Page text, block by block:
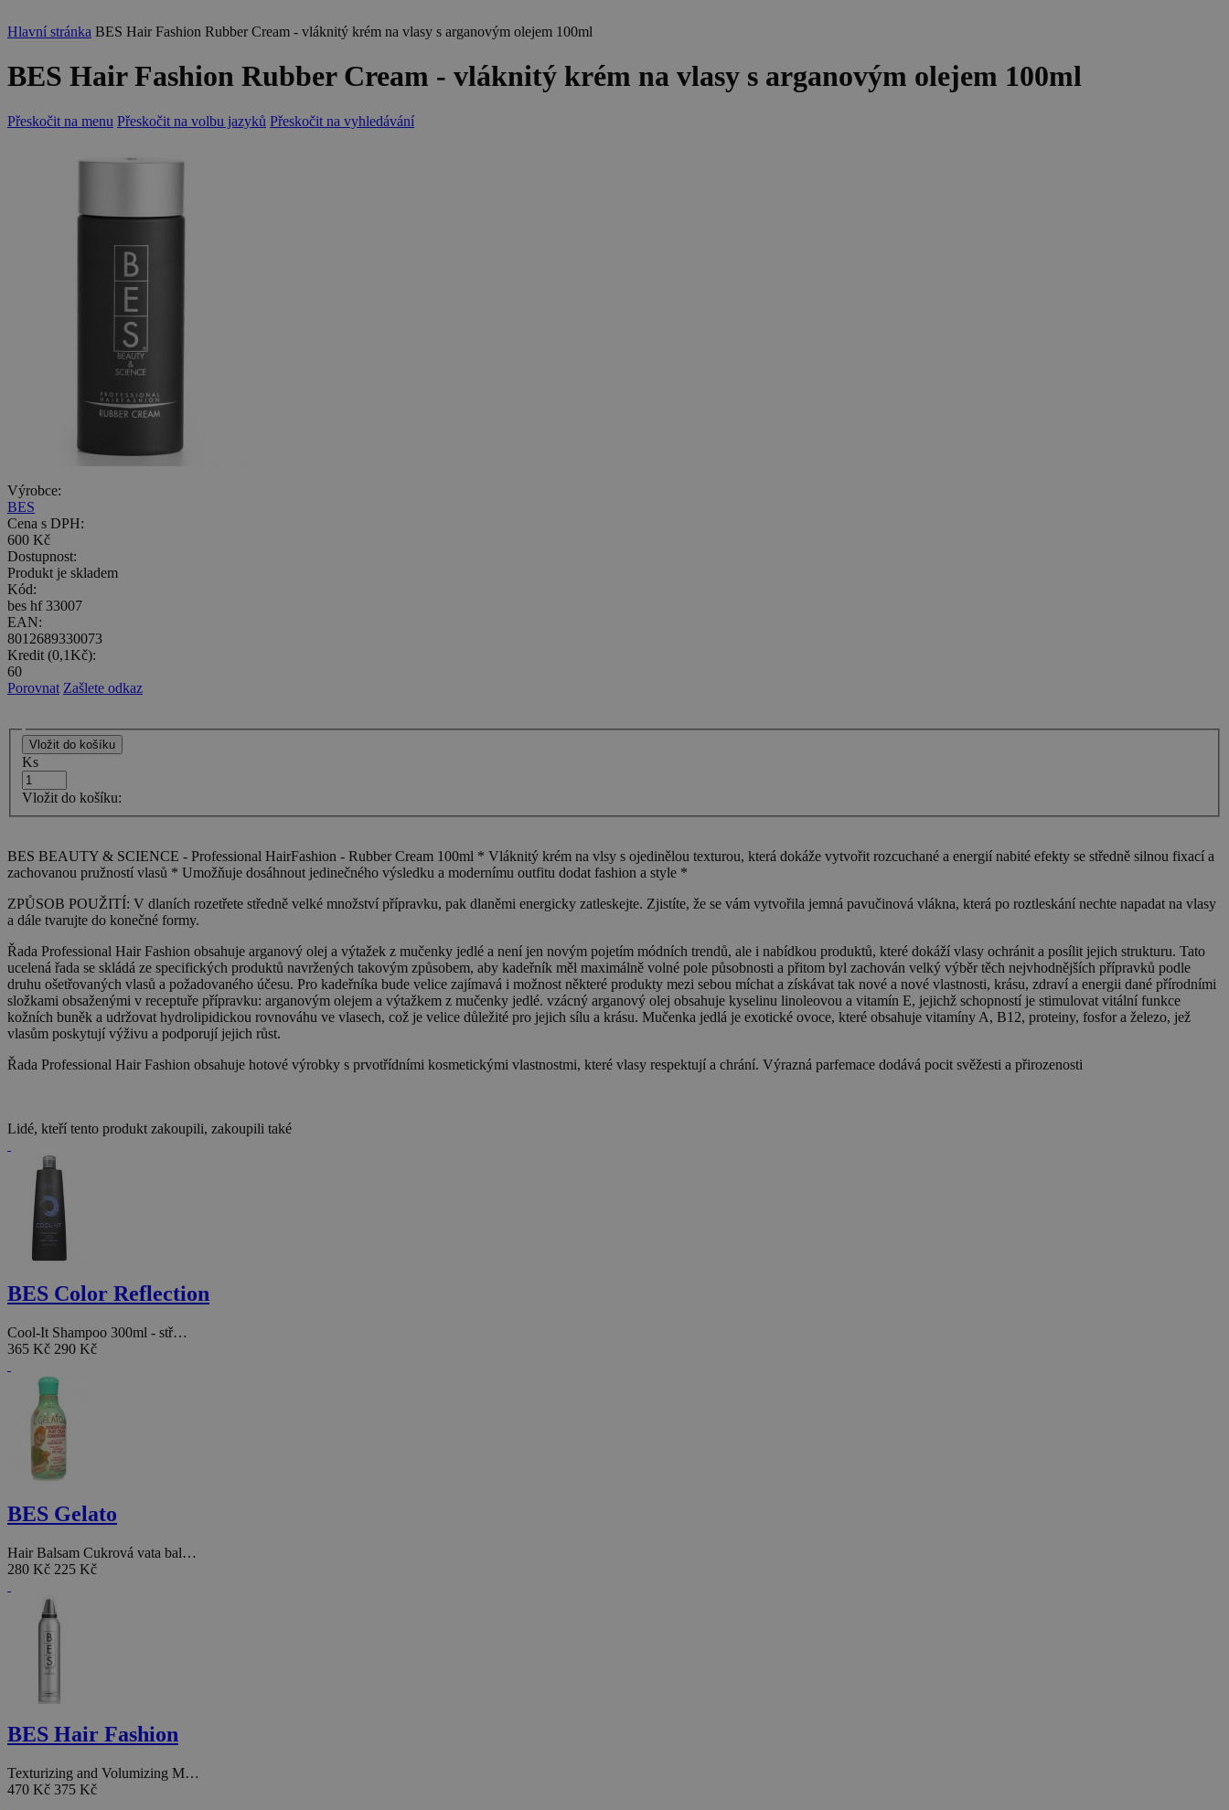
Hlavní stránka BES Hair Fashion Rubber Cream - vláknitý krém na vlasy s arganovým olejem 100ml
BES Hair Fashion Rubber Cream - vláknitý krém na vlasy s arganovým olejem 100ml
Přeskočit na menu Přeskočit na volbu jazyků Přeskočit na vyhledávání
Výrobce:
BES
Cena s DPH:
600 Kč
Dostupnost:
Produkt je skladem
Kód:
bes hf 33007
EAN:
8012689330073
Kredit (0,1Kč):
60
Porovnat Zašlete odkaz
Ks
Vložit do košíku:
BES BEAUTY & SCIENCE - Professional HairFashion - Rubber Cream 100ml * Vláknitý krém na vlsy s ojedinělou texturou, která dokáže vytvořit rozcuchané a energií nabité efekty se středně silnou fixací a
zachovanou pružností vlasů * Umožňuje dosáhnout jedinečného výsledku a modernímu outfitu dodat fashion a style *
ZPŮSOB POUŽITÍ: V dlaních rozetřete středně velké množství přípravku, pak dlaněmi energicky zatleskejte. Zjistíte, že se vám vytvořila jemná pavučinová vlákna, která po roztleskání nechte napadat na vlasy
a dále tvarujte do konečné formy.
Řada Professional Hair Fashion obsahuje arganový olej a výtažek z mučenky jedlé a není jen novým pojetím módních trendů, ale i nabídkou produktů, které dokáží vlasy ochránit a posílit jejich strukturu. Tato
ucelená řada se skládá ze specifických produktů navržených takovým způsobem, aby kadeřník měl maximálně volné pole působnosti a přitom byl zachován velký výběr těch nejvhodnějších přípravků podle
druhu ošetřovaných vlasů a požadovaného účesu. Pro kadeřníka bude velice zajímavá i možnost některé produkty mezi sebou míchat a získávat tak nové a nové vlastnosti, krásu, zdraví a energii dané přírodními
složkami obsaženými v receptuře přípravku: arganovým olejem a výtažkem z mučenky jedlé. vzácný arganový olej obsahuje kyselinu linoleovou a vitamín E, jejichž schopností je stimulovat vitální funkce
kožních buněk a udržovat hydrolipidickou rovnováhu ve vlasech, což je velice důležité pro jejich sílu a krásu. Mučenka jedlá je exotické ovoce, které obsahuje vitamíny A, B12, proteiny, fosfor a železo, jež
vlasům poskytují výživu a podporují jejich růst.
Řada Professional Hair Fashion obsahuje hotové výrobky s prvotřídními kosmetickými vlastnostmi, které vlasy respektují a chrání. Výrazná parfemace dodává pocit svěžesti a přirozenosti
Lidé, kteří tento produkt zakoupili, zakoupili také
BES Color Reflection
Cool-It Shampoo 300ml - stř…
365 Kč 290 Kč
BES Gelato
Hair Balsam Cukrová vata bal…
280 Kč 225 Kč
BES Hair Fashion
Texturizing and Volumizing M…
470 Kč 375 Kč